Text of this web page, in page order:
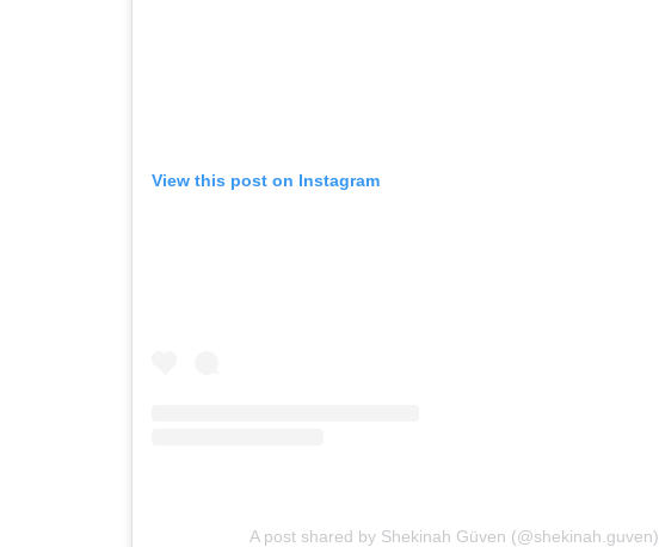
View this post on Instagram
A post shared by Shekinah Güven (@shekinah.guven)